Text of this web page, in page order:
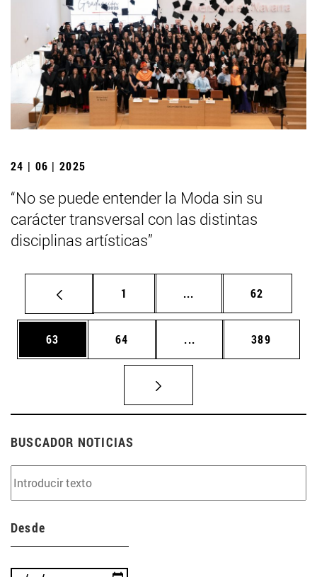
24 | 06 | 2025
“No se puede entender la Moda sin su
carácter transversal con las distintas
disciplinas artísticas”
Página
1 ... Páginas intermedias
Página
62
Página
63 Página
64 ... Páginas intermedias
Página
389
BUSCADOR NOTICIAS
Desde